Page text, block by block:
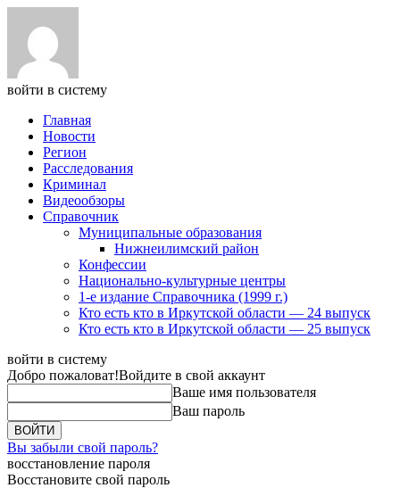
войти в систему
Главная
Новости
Регион
Расследования
Криминал
Видеообзоры
Справочник
Муниципальные образования
Нижнеилимский район
Конфессии
Национально-культурные центры
1-е издание Справочника (1999 г.)
Кто есть кто в Иркутской области — 24 выпуск
Кто есть кто в Иркутской области — 25 выпуск
войти в систему
Добро пожаловат!Войдите в свой аккаунт
Ваше имя пользователя
Ваш пароль
Вы забыли свой пароль?
восстановление пароля
Восстановите свой пароль